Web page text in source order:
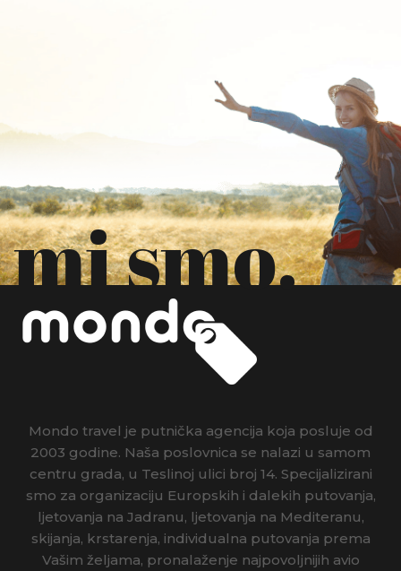
mi smo.
Mondo travel je putnička agencija koja posluje od
2003 godine. Naša poslovnica se nalazi u samom
centru grada, u Teslinoj ulici broj 14. Specijalizirani
smo za organizaciju Europskih i dalekih putovanja,
ljetovanja na Jadranu, ljetovanja na Mediteranu,
skijanja, krstarenja, individualna putovanja prema
Vašim željama, pronalaženje najpovoljnijih avio